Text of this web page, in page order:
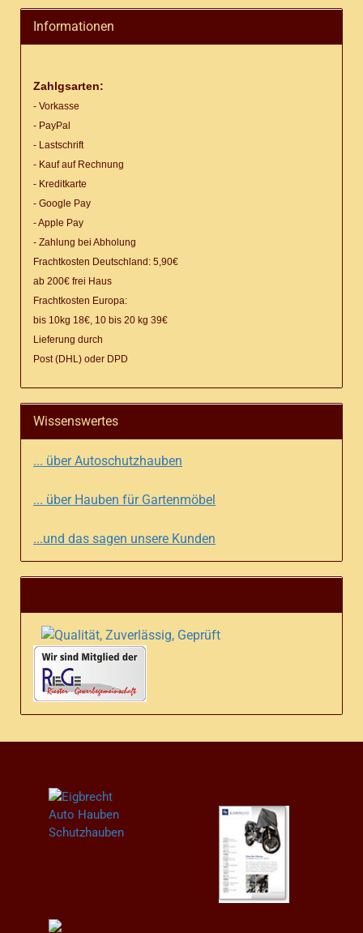
Informationen
Zahlgsarten:
- Vorkasse
- PayPal
- Lastschrift
- Kauf auf Rechnung
- Kreditkarte
- Google Pay
- Apple Pay
- Zahlung bei Abholung
Frachtkosten Deutschland: 5,90€
ab 200€ frei Haus
Frachtkosten Europa:
bis 10kg 18€, 10 bis 20 kg 39€
Lieferung durch
Post (DHL) oder DPD
Wissenswertes
... über Autoschutzhauben
... über Hauben für Gartenmöbel
...und das sagen unsere Kunden